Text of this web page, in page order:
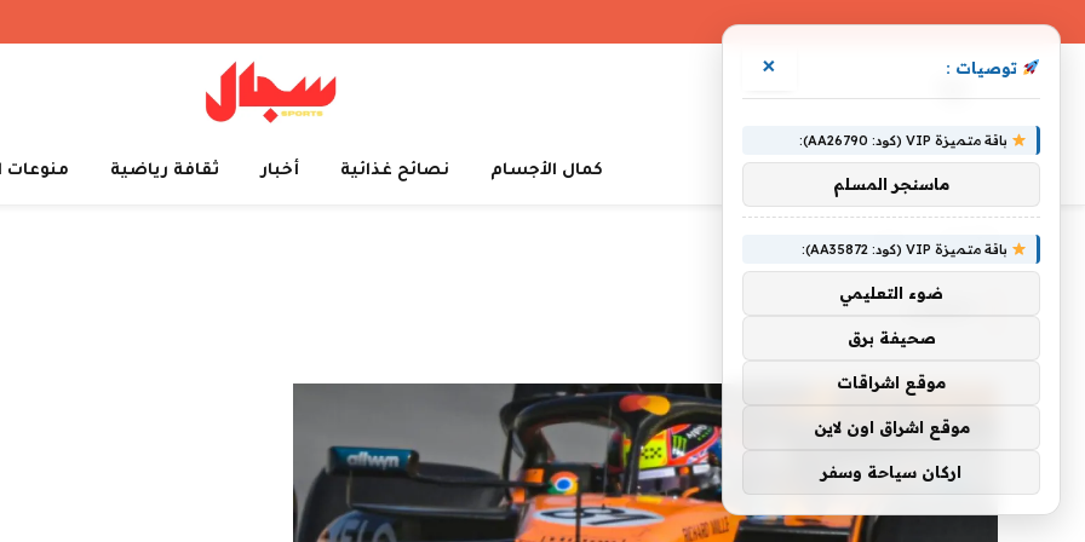
كمال الأجسام نصائح غذائية أخبار ثقافة رياضية منوعات
توصيات : ×
باقة متميزة VIP (كود: AA26790):
ماسنجر المسلم
باقة متميزة VIP (كود: AA35872):
ضوء التعليمي
صحيفة برق
موقع اشراقات
موقع اشراق اون لاين
اركان سياحة وسفر